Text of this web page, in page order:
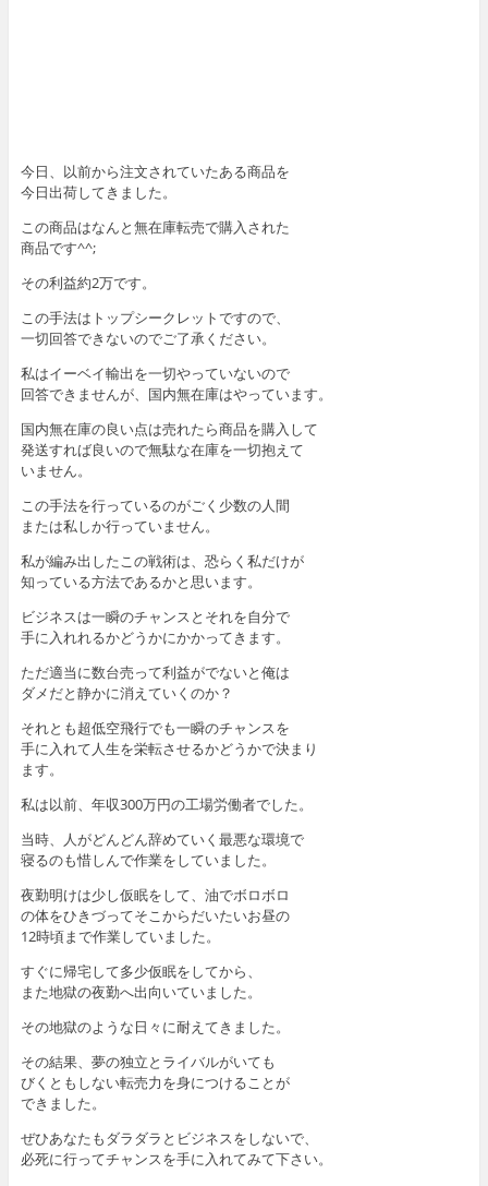
今日、以前から注文されていたある商品を
今日出荷してきました。
この商品はなんと無在庫転売で購入された
商品です^^;
その利益約2万です。
この手法はトップシークレットですので、
一切回答できないのでご了承ください。
私はイーベイ輸出を一切やっていないので
回答できませんが、国内無在庫はやっています。
国内無在庫の良い点は売れたら商品を購入して
発送すれば良いので無駄な在庫を一切抱えて
いません。
この手法を行っているのがごく少数の人間
または私しか行っていません。
私が編み出したこの戦術は、恐らく私だけが
知っている方法であるかと思います。
ビジネスは一瞬のチャンスとそれを自分で
手に入れれるかどうかにかかってきます。
ただ適当に数台売って利益がでないと俺は
ダメだと静かに消えていくのか？
それとも超低空飛行でも一瞬のチャンスを
手に入れて人生を栄転させるかどうかで決まり
ます。
私は以前、年収300万円の工場労働者でした。
当時、人がどんどん辞めていく最悪な環境で
寝るのも惜しんで作業をしていました。
夜勤明けは少し仮眠をして、油でボロボロ
の体をひきづってそこからだいたいお昼の
12時頃まで作業していました。
すぐに帰宅して多少仮眠をしてから、
また地獄の夜勤へ出向いていました。
その地獄のような日々に耐えてきました。
その結果、夢の独立とライバルがいても
びくともしない転売力を身につけることが
できました。
ぜひあなたもダラダラとビジネスをしないで、
必死に行ってチャンスを手に入れてみて下さい。